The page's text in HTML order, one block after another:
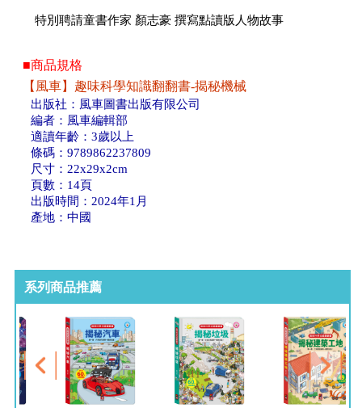
特別聘請童書作家 顏志豪 撰寫點讀版人物故事
■商品規格
【風車】趣味科學知識翻翻書-揭秘機械
出版社：風車圖書出版有限公司
編者：風車編輯部
適讀年齡：3歲以上
條碼：9789862237809
尺寸：22x29x2cm
頁數：14頁
出版時間：2024年1月
產地：中國
系列商品推薦